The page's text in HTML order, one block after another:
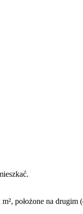
położone na